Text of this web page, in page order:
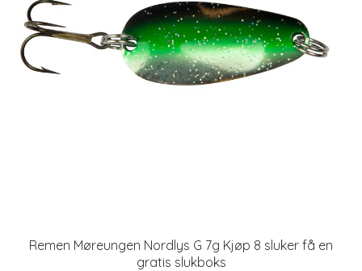
Remen Møreungen Nordlys G 7g Kjøp 8 sluker få en
gratis slukboks